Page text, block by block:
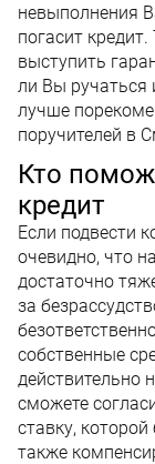
невыполнения
погасит
выступить
ли Вы ручаться
лучше
поручителей в
Кто
кредит
Если подвести
очевидно, что
достаточно
за
собственные
действительно
сможете
ставку,
также